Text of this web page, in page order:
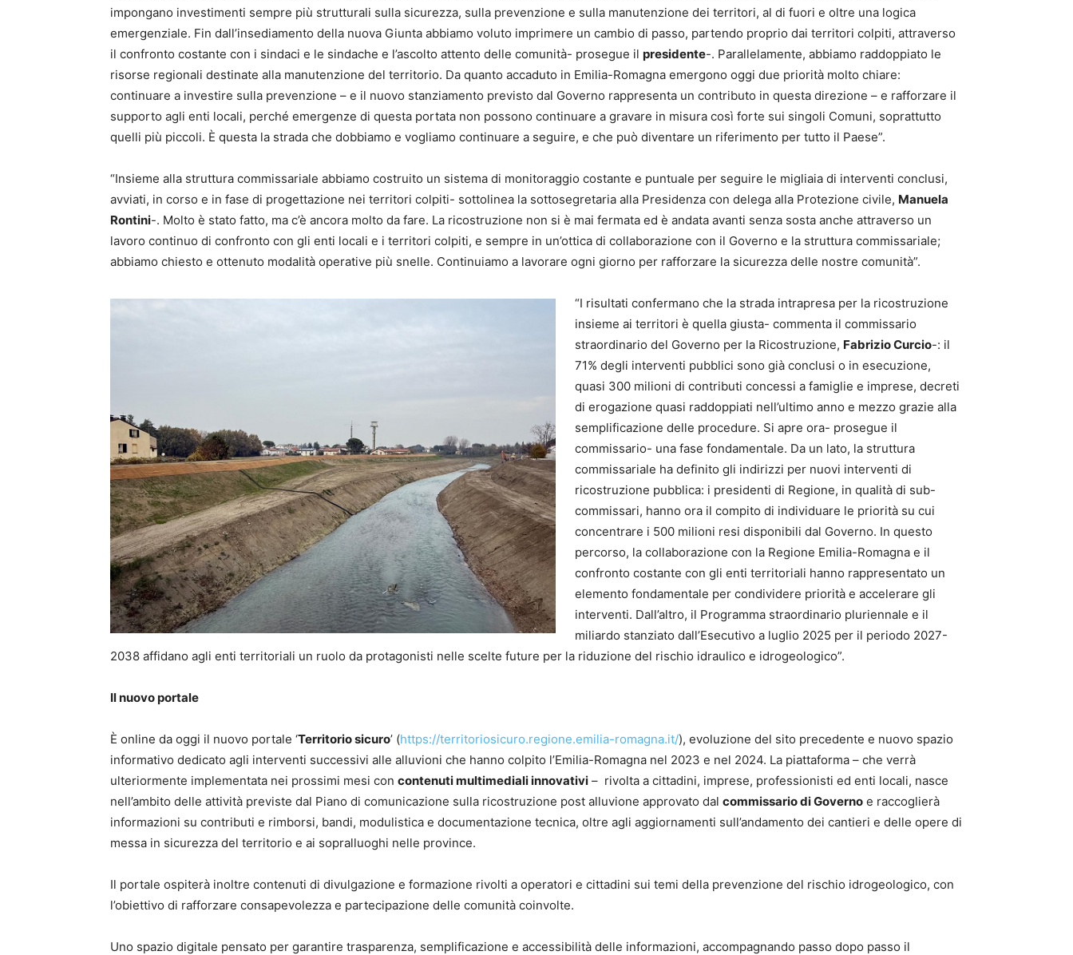
impongano investimenti sempre più strutturali sulla sicurezza, sulla prevenzione e sulla manutenzione dei territori, al di fuori e oltre una logica
emergenziale. Fin dall’insediamento della nuova Giunta abbiamo voluto imprimere un cambio di passo, partendo proprio dai territori colpiti, attraverso
il confronto costante con i sindaci e le sindache e l’ascolto attento delle comunità- prosegue il presidente-. Parallelamente, abbiamo raddoppiato le
risorse regionali destinate alla manutenzione del territorio. Da quanto accaduto in Emilia-Romagna emergono oggi due priorità molto chiare:
continuare a investire sulla prevenzione – e il nuovo stanziamento previsto dal Governo rappresenta un contributo in questa direzione – e rafforzare il
supporto agli enti locali, perché emergenze di questa portata non possono continuare a gravare in misura così forte sui singoli Comuni, soprattutto
quelli più piccoli. È questa la strada che dobbiamo e vogliamo continuare a seguire, e che può diventare un riferimento per tutto il Paese”.
“Insieme alla struttura commissariale abbiamo costruito un sistema di monitoraggio costante e puntuale per seguire le migliaia di interventi conclusi,
avviati, in corso e in fase di progettazione nei territori colpiti- sottolinea la sottosegretaria alla Presidenza con delega alla Protezione civile, Manuela
Rontini-. Molto è stato fatto, ma c’è ancora molto da fare. La ricostruzione non si è mai fermata ed è andata avanti senza sosta anche attraverso un
lavoro continuo di confronto con gli enti locali e i territori colpiti, e sempre in un’ottica di collaborazione con il Governo e la struttura commissariale;
abbiamo chiesto e ottenuto modalità operative più snelle. Continuiamo a lavorare ogni giorno per rafforzare la sicurezza delle nostre comunità”.
“I risultati confermano che la strada intrapresa per la ricostruzione
insieme ai territori è quella giusta- commenta il commissario
straordinario del Governo per la Ricostruzione, Fabrizio Curcio-: il
71% degli interventi pubblici sono già conclusi o in esecuzione,
quasi 300 milioni di contributi concessi a famiglie e imprese, decreti
di erogazione quasi raddoppiati nell’ultimo anno e mezzo grazie alla
semplificazione delle procedure. Si apre ora- prosegue il
commissario- una fase fondamentale. Da un lato, la struttura
commissariale ha definito gli indirizzi per nuovi interventi di
ricostruzione pubblica: i presidenti di Regione, in qualità di sub-
commissari, hanno ora il compito di individuare le priorità su cui
concentrare i 500 milioni resi disponibili dal Governo. In questo
percorso, la collaborazione con la Regione Emilia-Romagna e il
confronto costante con gli enti territoriali hanno rappresentato un
elemento fondamentale per condividere priorità e accelerare gli
interventi. Dall’altro, il Programma straordinario pluriennale e il
miliardo stanziato dall’Esecutivo a luglio 2025 per il periodo 2027-
2038 affidano agli enti territoriali un ruolo da protagonisti nelle scelte future per la riduzione del rischio idraulico e idrogeologico”.
Il nuovo portale
È online da oggi il nuovo portale ‘Territorio sicuro’ (https://territoriosicuro.regione.emilia-romagna.it/), evoluzione del sito precedente e nuovo spazio
informativo dedicato agli interventi successivi alle alluvioni che hanno colpito l’Emilia-Romagna nel 2023 e nel 2024. La piattaforma – che verrà
ulteriormente implementata nei prossimi mesi con contenuti multimediali innovativi – rivolta a cittadini, imprese, professionisti ed enti locali, nasce
nell’ambito delle attività previste dal Piano di comunicazione sulla ricostruzione post alluvione approvato dal commissario di Governo e raccoglierà
informazioni su contributi e rimborsi, bandi, modulistica e documentazione tecnica, oltre agli aggiornamenti sull’andamento dei cantieri e delle opere di
messa in sicurezza del territorio e ai sopralluoghi nelle province.
Il portale ospiterà inoltre contenuti di divulgazione e formazione rivolti a operatori e cittadini sui temi della prevenzione del rischio idrogeologico, con
l’obiettivo di rafforzare consapevolezza e partecipazione delle comunità coinvolte.
Uno spazio digitale pensato per garantire trasparenza, semplificazione e accessibilità delle informazioni, accompagnando passo dopo passo il